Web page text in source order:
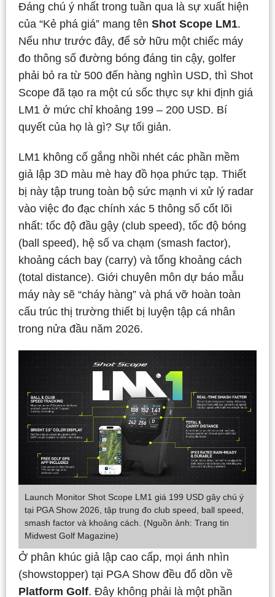
Đáng chú ý nhất trong tuần qua là sự xuất hiện
của “Kẻ phá giá” mang tên Shot Scope LM1.
Nếu như trước đây, để sở hữu một chiếc máy
đo thông số đường bóng đáng tin cậy, golfer
phải bỏ ra từ 500 đến hàng nghìn USD, thì Shot
Scope đã tạo ra một cú sốc thực sự khi định giá
LM1 ở mức chỉ khoảng 199 – 200 USD. Bí
quyết của họ là gì? Sự tối giản.
LM1 không cố gắng nhồi nhét các phần mềm
giả lập 3D màu mè hay đồ họa phức tạp. Thiết
bị này tập trung toàn bộ sức mạnh vi xử lý radar
vào việc đo đạc chính xác 5 thông số cốt lõi
nhất: tốc độ đầu gậy (club speed), tốc độ bóng
(ball speed), hệ số va chạm (smash factor),
khoảng cách bay (carry) và tổng khoảng cách
(total distance). Giới chuyên môn dự báo mẫu
máy này sẽ “cháy hàng” và phá vỡ hoàn toàn
cấu trúc thị trường thiết bị luyện tập cá nhân
trong nửa đầu năm 2026.
Launch Monitor Shot Scope LM1 giá 199 USD gây chú ý
tại PGA Show 2026, tập trung đo club speed, ball speed,
smash factor và khoảng cách. (Nguồn ảnh: Trang tin
Midwest Golf Magazine)
Ở phân khúc giả lập cao cấp, mọi ánh nhìn
(showstopper) tại PGA Show đều đổ dồn về
Platform Golf. Đây không phải là một phần